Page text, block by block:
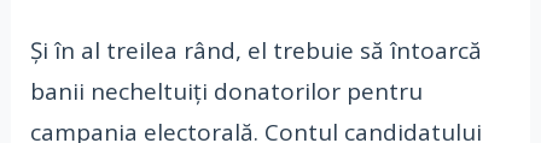
Și în al treilea rând, el trebuie să întoarcă
banii necheltuiți donatorilor pentru
campania electorală. Contul candidatului